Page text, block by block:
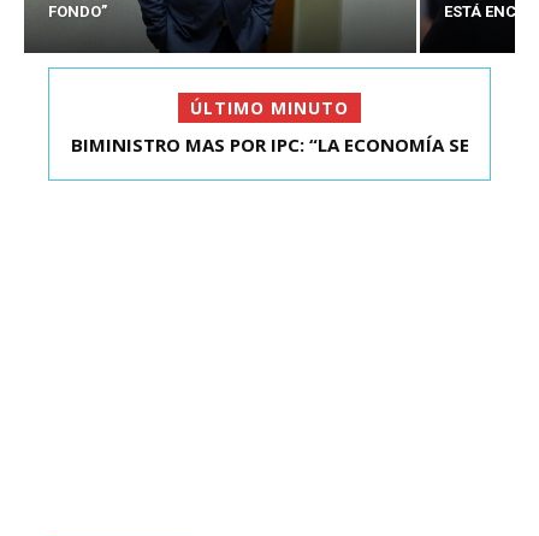
FONDO”
ESTÁ
ÚLTIMO MINUTO
KAST SE REUNIÓ CON EL PRESIDENTE ELECTO DE
BIMINISTRO MAS POR IPC: “LA ECONOMÍA SE